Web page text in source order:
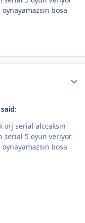
bosa
orj serial alccaksın
serial 5 oyun veriyor
bosa